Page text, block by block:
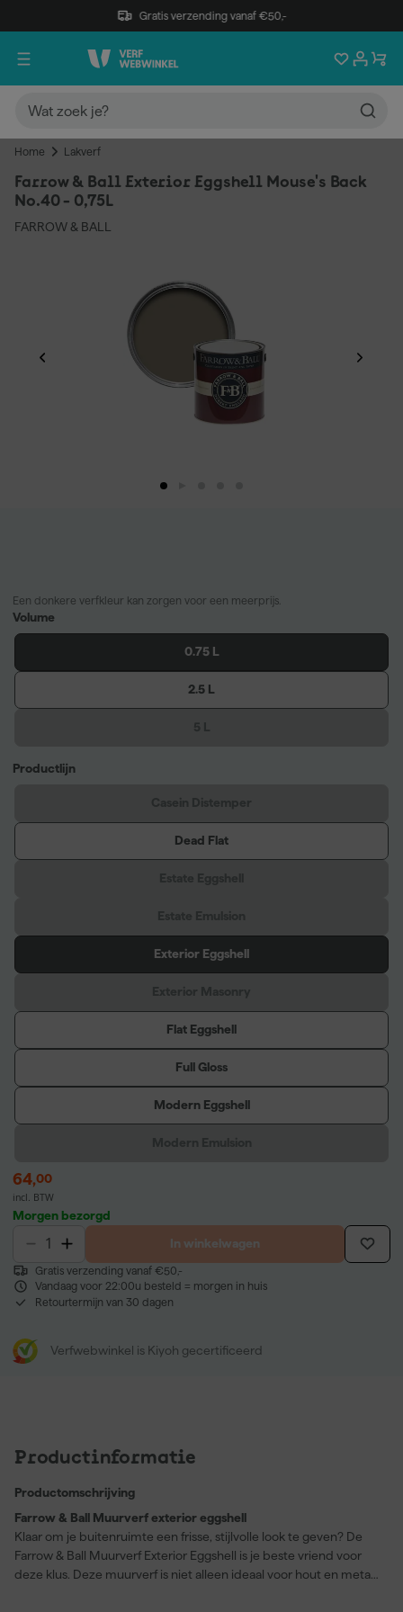
Gratis verzending vanaf €50,-
Home Lakverf
Farrow & Ball Exterior Eggshell Mouse's Back
No.40 - 0,75L
FARROW & BALL
Een donkere verfkleur kan zorgen voor een meerprijs.
Volume
0.75 L
2.5 L
Productlijn
Dead Flat
Exterior Eggshell
Flat Eggshell
Full Gloss
Modern Eggshell
64,00
incl. BTW
Morgen bezorgd
In winkelwagen
Gratis verzending vanaf €50,-
Vandaag voor 22:00u besteld = morgen in huis
Retourtermijn van 30 dagen
Verfwebwinkel is Kiyoh gecertificeerd
Productinformatie
Productomschrijving
Farrow & Ball Muurverf exterior eggshell
Klaar om je buitenruimte een frisse, stijlvolle look te geven? De
Farrow & Ball Muurverf Exterior Eggshell is je beste vriend voor
deze klus. Deze muurverf is niet alleen ideaal voor hout en metaal,